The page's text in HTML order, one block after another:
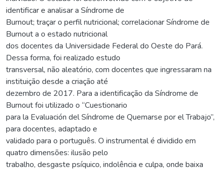
identificar e analisar a Síndrome de
Burnout; traçar o perfil nutricional; correlacionar Síndrome de
Burnout a o estado nutricional
dos docentes da Universidade Federal do Oeste do Pará.
Dessa forma, foi realizado estudo
transversal, não aleatório, com docentes que ingressaram na
instituição desde a criação até
dezembro de 2017. Para a identificação da Síndrome de
Burnout foi utilizado o “Cuestionario
para la Evaluación del Síndrome de Quemarse por el Trabajo”,
para docentes, adaptado e
validado para o português. O instrumental é dividido em
quatro dimensões: ilusão pelo
trabalho, desgaste psíquico, indolência e culpa, onde baixa